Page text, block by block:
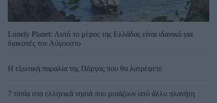
Lonely Planet: Αυτό το μέρος της Ελλάδας είναι ιδανικό για
διακοπές τον Αύγουστο
Η εξωτική παραλία της Πάργας που θα λατρέψετε
7 τοπία στα ελληνικά νησιά που μοιάζουν από άλλο πλανήτη